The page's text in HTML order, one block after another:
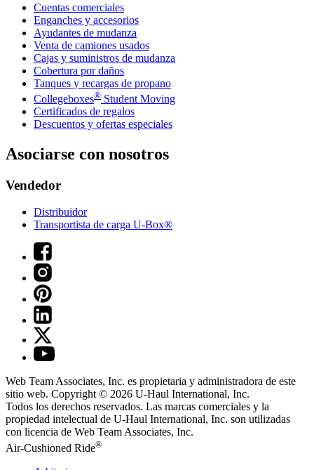
Cuentas comerciales
Enganches y accesorios
Ayudantes de mudanza
Venta de camiones usados
Cajas y suministros de mudanza
Cobertura por daños
Tanques y recargas de propano
Collegeboxes® Student Moving
Certificados de regalos
Descuentos y ofertas especiales
Asociarse con nosotros
Vendedor
Distribuidor
Transportista de carga U-Box®
Web Team Associates, Inc. es propietaria y administradora de este
sitio web. Copyright © 2026 U-Haul International, Inc.
Todos los derechos reservados. Las marcas comerciales y la
propiedad intelectual de U-Haul International, Inc. son utilizadas
con licencia de Web Team Associates, Inc.
Air-Cushioned Ride®